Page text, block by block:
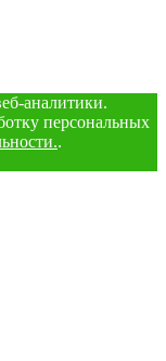
аналитики.
персональных
.